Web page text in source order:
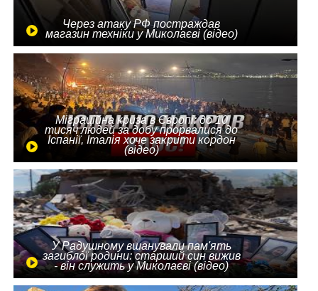
Через атаку РФ постраждав
магазин техніки у Миколаєві (відео)
Міграційна криза в Європі: до 10
тисяч людей за добу прорвалися до
Іспанії, Італія хоче закрити кордон
(відео)
У Радушному вшанували пам'ять
загиблої родини: старший син вижив
- він служить у Миколаєві (відео)